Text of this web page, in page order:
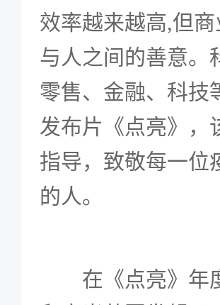
效率越来越高,但
与人之间的善意。
零售、金融、科技
发布片《点亮》，
指导，致敬每一位
的人。
在《点亮》年